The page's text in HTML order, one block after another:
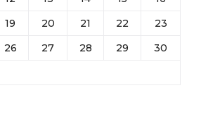
19 20 21 22
23
26 27 28 29
30